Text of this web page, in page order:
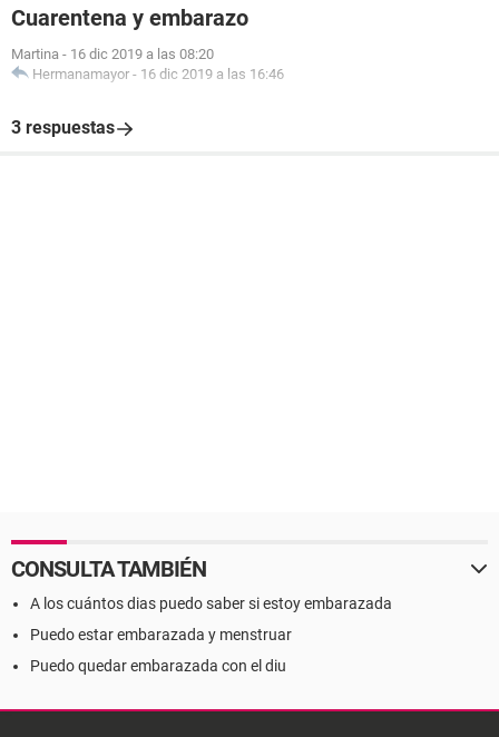
Cuarentena y embarazo
Martina - 16 dic 2019 a las 08:20
Hermanamayor - 16 dic 2019 a las 16:46
3 respuestas
CONSULTA TAMBIÉN
A los cuántos dias puedo saber si estoy embarazada
Puedo estar embarazada y menstruar
Puedo quedar embarazada con el diu